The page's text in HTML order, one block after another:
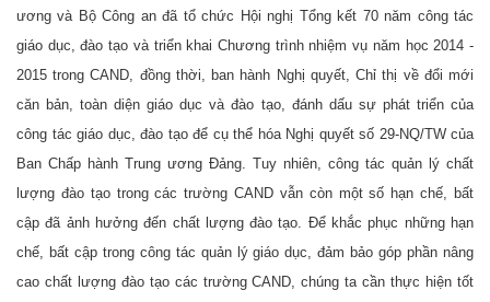
ương và Bộ Công an đã tổ chức Hội nghị Tổng kết 70 năm công tác
giáo dục, đào tạo và triển khai Chương trình nhiệm vụ năm học 2014 -
2015 trong CAND, đồng thời, ban hành Nghị quyết, Chỉ thị về đổi mới
căn bản, toàn diện giáo dục và đào tạo, đánh dấu sự phát triển của
công tác giáo dục, đào tạo để cụ thể hóa Nghị quyết số 29-NQ/TW của
Ban Chấp hành Trung ương Đảng. Tuy nhiên, công tác quản lý chất
lượng đào tạo trong các trường CAND vẫn còn một số hạn chế, bất
cập đã ảnh hưởng đến chất lượng đào tạo. Để khắc phục những hạn
chế, bất cập trong công tác quản lý giáo dục, đảm bảo góp phần nâng
cao chất lượng đào tạo các trường CAND, chúng ta cần thực hiện tốt